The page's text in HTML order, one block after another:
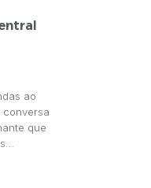
ao
conversa
que